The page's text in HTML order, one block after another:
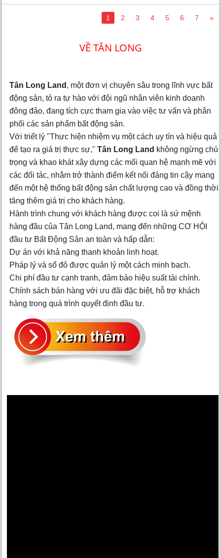
1 2 3 4 5 6 7 »
VỀ TÂN LONG
Tân Long Land , một đơn vị chuyên sâu trong lĩnh vực bất
động sản, tỏ ra tự hào với đội ngũ nhân viên kinh doanh
đông đảo, đang tích cực tham gia vào việc tư vấn và phân
phối các sản phẩm bất động sản.
Với triết lý "Thực hiện nhiệm vụ một cách uy tín và hiệu quả
để tạo ra giá trị thực sự,"Tân Long Land không ngừng chú
trọng và khao khát xây dựng các mối quan hệ mạnh mẽ với
các đối tác, nhằm trở thành điểm kết nối đáng tin cậy mang
đến một hệ thống bất động sản chất lượng cao và đồng thời
tăng thêm giá trị cho khách hàng.
Hành trình chung với khách hàng được coi là sứ mệnh
hàng đầu của Tân Long Land, mang đến những CƠ HỘI
đầu tư Bất Động Sản an toàn và hấp dẫn:
Dự án với khả năng thanh khoản linh hoạt.
Pháp lý và sổ đỏ được quản lý một cách minh bạch.
Chi phí đầu tư cạnh tranh, đảm bảo hiệu suất tài chính.
Chính sách bán hàng với ưu đãi đặc biệt, hỗ trợ khách
hàng trong quá trình quyết định đầu tư.